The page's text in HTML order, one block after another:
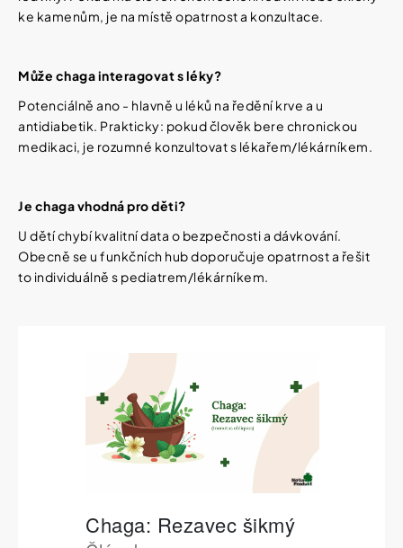
ke kamenům, je na místě opatrnost a konzultace.
Může chaga interagovat s léky?
Potenciálně ano - hlavně u léků na ředění krve a u
antidiabetik. Prakticky: pokud člověk bere chronickou
medikaci, je rozumné konzultovat s lékařem/lékárníkem.
Je chaga vhodná pro děti?
U dětí chybí kvalitní data o bezpečnosti a dávkování.
Obecně se u funkčních hub doporučuje opatrnost a řešit
to individuálně s pediatrem/lékárníkem.